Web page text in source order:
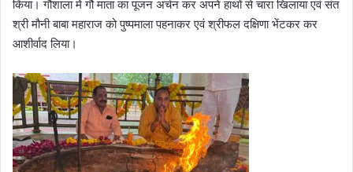
किया। गौशाला में गौ माता का पूजन अर्चन कर अपने हाथों से चारा खिलाया एवं संत
श्री मौनी बाबा महाराज को पुष्पमाला पहनाकर एवं श्रीफल दक्षिणा भेंटकर कर
आशीर्वाद लिया।